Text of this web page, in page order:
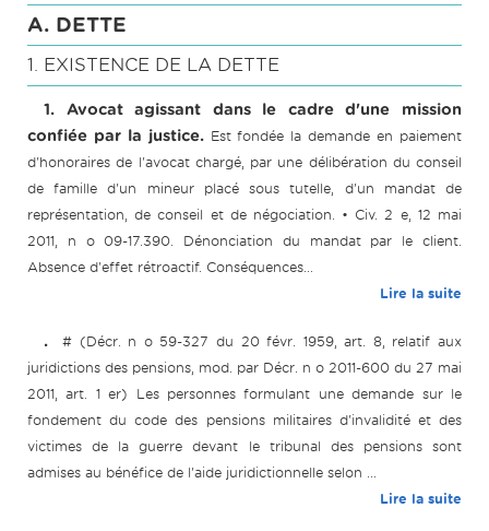
A. DETTE
1. EXISTENCE DE LA DETTE
1. Avocat agissant dans le cadre d'une mission
confiée par la justice. Est fondée la demande en paiement
d'honoraires de l'avocat chargé, par une délibération du conseil
de famille d'un mineur placé sous tutelle, d'un mandat de
représentation, de conseil et de négociation. • Civ. 2 e, 12 mai
2011, n o 09-17.390. Dénonciation du mandat par le client.
Absence d'effet rétroactif. Conséquences...
Lire la suite
.
# (Décr. n o 59-327 du 20 févr. 1959, art. 8, relatif aux
juridictions des pensions, mod. par Décr. n o 2011-600 du 27 mai
2011, art. 1 er) Les personnes formulant une demande sur le
fondement du code des pensions militaires d'invalidité et des
victimes de la guerre devant le tribunal des pensions sont
admises au bénéfice de l'aide juridictionnelle selon ...
Lire la suite